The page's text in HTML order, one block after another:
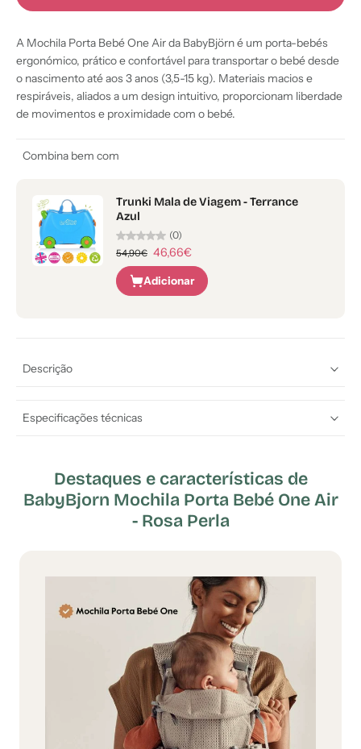
A Mochila Porta Bebé One Air da BabyBjörn é um porta-bebés
ergonómico, prático e confortável para transportar o bebé desde
o nascimento até aos 3 anos (3,5-15 kg). Materiais macios e
respiráveis, aliados a um design intuitivo, proporcionam liberdade
de movimentos e proximidade com o bebé.
Combina bem com
Trunki Mala de Viagem - Terrance
Azul
(0)
54,90€ 46,66€
Adicionar
Descrição
Especificações técnicas
Destaques e características de
BabyBjorn Mochila Porta Bebé One Air
- Rosa Perla